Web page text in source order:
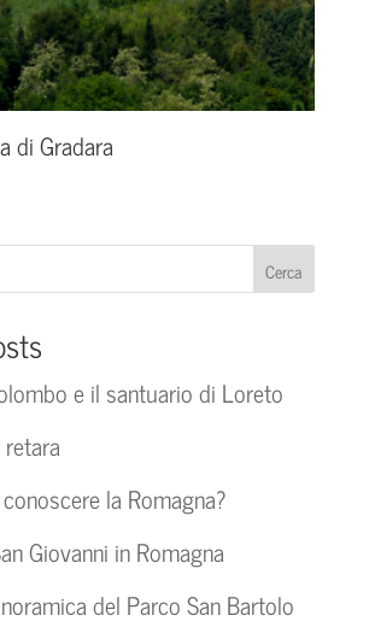
di Gradara
Cerca
e il santuario di Loreto
la Romagna?
Giovanni in Romagna
del Parco San Bartolo